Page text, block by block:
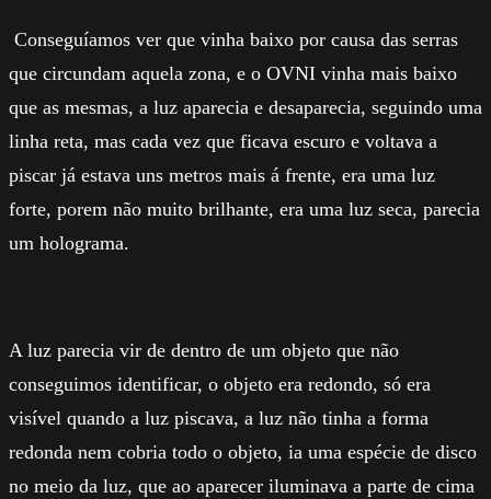
Conseguíamos ver que vinha baixo por causa das serras
que circundam aquela zona, e o OVNI vinha mais baixo
que as mesmas, a luz aparecia e desaparecia, seguindo uma
linha reta, mas cada vez que ficava escuro e voltava a
piscar já estava uns metros mais á frente, era uma luz
forte, porem não muito brilhante, era uma luz seca, parecia
um holograma.
A luz parecia vir de dentro de um objeto que não
conseguimos identificar, o objeto era redondo, só era
visível quando a luz piscava, a luz não tinha a forma
redonda nem cobria todo o objeto, ia uma espécie de disco
no meio da luz, que ao aparecer iluminava a parte de cima